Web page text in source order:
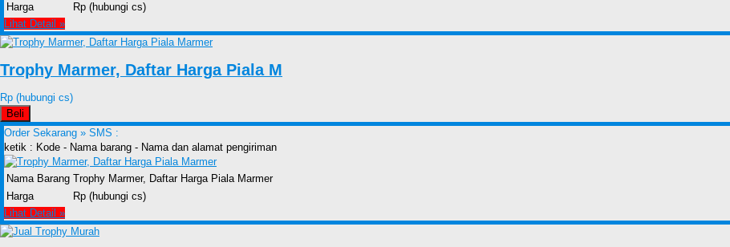
Harga
Rp (hubungi cs)
Lihat Detail »
Trophy Marmer, Daftar Harga Piala M
Rp (hubungi cs)
Beli
Order Sekarang » SMS :
ketik : Kode - Nama barang - Nama dan alamat pengiriman
Nama Barang Trophy Marmer, Daftar Harga Piala Marmer
Harga
Rp (hubungi cs)
Lihat Detail »